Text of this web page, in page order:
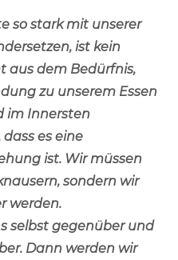
so stark mit unserer
ist kein
aus dem Bedürfnis,
zu unserem Essen
im Innersten
es eine
ist. Wir müssen
sondern wir
werden.
selbst gegenüber und
Dann werden wir